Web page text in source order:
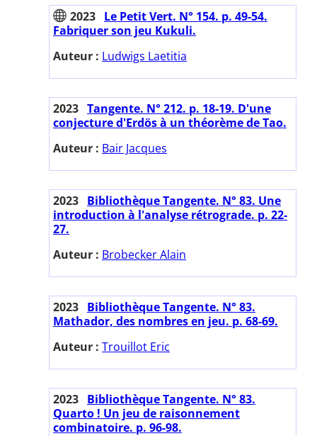
2023 Le Petit Vert. N° 154. p. 49-54.
Fabriquer son jeu Kukuli.
Auteur : Ludwigs Laetitia
2023 Tangente. N° 212. p. 18-19. D'une
conjecture d'Erdös à un théorème de Tao.
Auteur : Bair Jacques
2023 Bibliothèque Tangente. N° 83. Une
introduction à l'analyse rétrograde. p. 22-
27.
Auteur : Brobecker Alain
2023 Bibliothèque Tangente. N° 83.
Mathador, des nombres en jeu. p. 68-69.
Auteur : Trouillot Eric
2023 Bibliothèque Tangente. N° 83.
Quarto ! Un jeu de raisonnement
combinatoire. p. 96-98.